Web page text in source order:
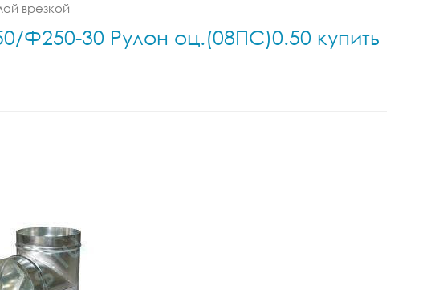
врезкой
Ф250-30 Рулон оц.(08ПС)0.50 купить